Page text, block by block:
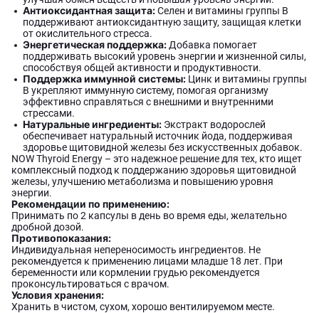
Антиоксидантная защита:Селен и витамины группы B
поддерживают антиоксидантную защиту, защищая клетки
от окислительного стресса.
Энергетическая поддержка: Добавка помогает
поддерживать высокий уровень энергии и жизненной силы,
способствуя общей активности и продуктивности.
Поддержка иммунной системы: Цинк и витамины группы
B укрепляют иммунную систему, помогая организму
эффективно справляться с внешними и внутренними
стрессами.
Натуральные ингредиенты: Экстракт водорослей
обеспечивает натуральный источник йода, поддерживая
здоровье щитовидной железы без искусственных добавок.
NOW Thyroid Energy – это надежное решение для тех, кто ищет
комплексный подход к поддержанию здоровья щитовидной
железы, улучшению метаболизма и повышению уровня
энергии.
Рекомендации по применению:
Принимать по 2 капсулы в день во время еды, желательно
дробной дозой.
Противопоказания:
Индивидуальная непереносимость ингредиентов. Не
рекомендуется к применению лицами младше 18 лет. При
беременности или кормлении грудью рекомендуется
проконсультироваться с врачом.
Условия хранения:
Хранить в чистом, сухом, хорошо вентилируемом месте.